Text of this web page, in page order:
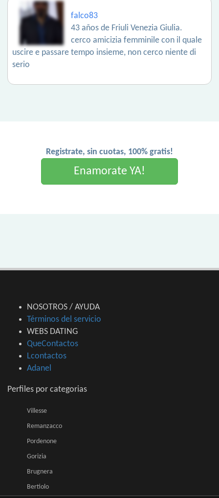
falco83
43 años de Friuli Venezia Giulia.
cerco amicizia femminile con il quale
uscire e passare tempo insieme, non cerco niente di
serio
Registrate, sin cuotas, 100% gratis!
Enamorate YA!
NOSOTROS / AYUDA
Términos del servicio
WEBS DATING
QueContactos
Lcontactos
Adanel
Perfiles por categorias
Villesse
Remanzacco
Pordenone
Gorizia
Brugnera
Bertiolo